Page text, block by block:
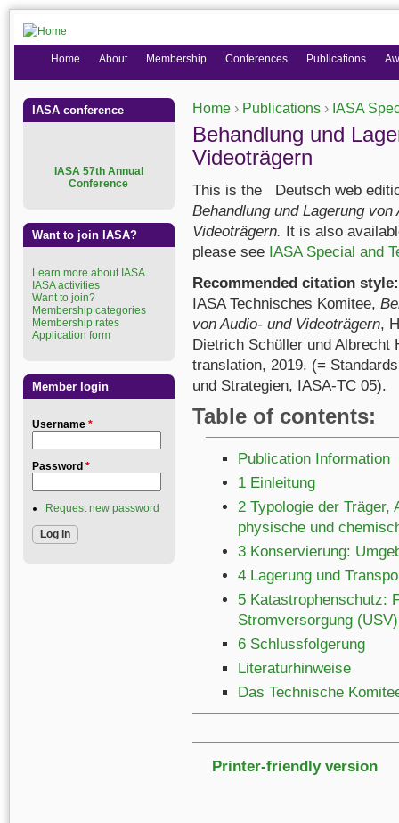
You are here
Home › Publications › IASA
Behandlung und
Videoträgern
This is the
Deutsch web
Behandlung und Lagerung von
Videoträgern. It is also
please see IASA Special and
Recommended citation style:
IASATechnisches Komitee,
von Audio- und Videoträgern,
Dietrich Schüller und Albrecht
translation, 2019. (=
und Strategien, IASA-TC 05).
Table of contents:
Publication Information
1 Einleitung
2 Typologie der Träger,
physische und
3 Konservierung:
4 Lagerung und
5 Katastrophenschutz:
Stromversorgung (USV)
6 Schlussfolgerung
Literaturhinweise
Das Technische
Printer-friendly version
Home About Membership Conferences Publications
IASA conference
ASA 57th Annual
Conference
Want to join IASA?
Learn more about IASA
IASA activities
Want to join?
Membership categories
Membership rates
Application form
Member login
Username *
Password *
Request new password